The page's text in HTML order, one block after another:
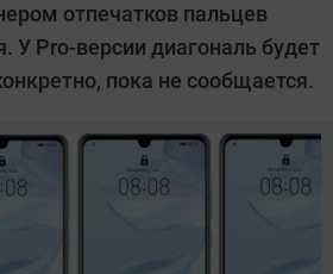
отпечатков пальцев
У Pro-версии диагональ будет
пока не сообщается.